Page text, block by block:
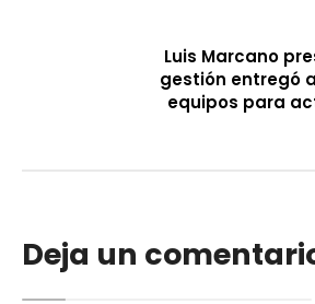
Luis Marcano
gestión entregó
equipos para
Deja un